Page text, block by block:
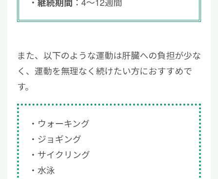
また、以下のような運動は肝臓への負担が少な
く、運動を無理なく続けたい方におすすめで
す。
ウォーキング
ジョギング
サイクリング
水泳